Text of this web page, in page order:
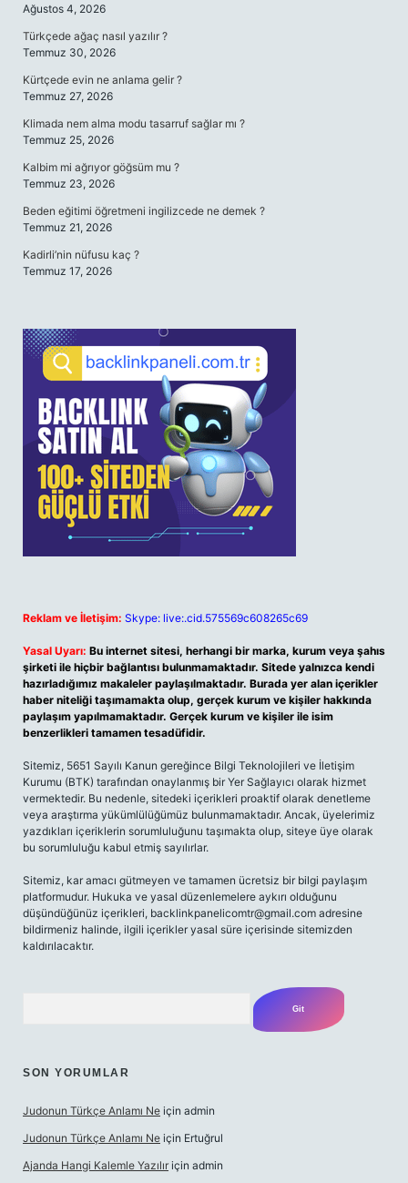
Ağustos 4, 2026
Türkçede ağaç nasıl yazılır ?
Temmuz 30, 2026
Kürtçede evin ne anlama gelir ?
Temmuz 27, 2026
Klimada nem alma modu tasarruf sağlar mı ?
Temmuz 25, 2026
Kalbim mi ağrıyor göğsüm mu ?
Temmuz 23, 2026
Beden eğitimi öğretmeni ingilizcede ne demek ?
Temmuz 21, 2026
Kadirli’nin nüfusu kaç ?
Temmuz 17, 2026
Reklam ve İletişim: Skype: live:.cid.575569c608265c69
Yasal Uyarı: Bu internet sitesi, herhangi bir marka, kurum veya şahıs
şirketi ile hiçbir bağlantısı bulunmamaktadır. Sitede yalnızca kendi
hazırladığımız makaleler paylaşılmaktadır. Burada yer alan içerikler
haber niteliği taşımamakta olup, gerçek kurum ve kişiler hakkında
paylaşım yapılmamaktadır. Gerçek kurum ve kişiler ile isim
benzerlikleri tamamen tesadüfidir.
Sitemiz, 5651 Sayılı Kanun gereğince Bilgi Teknolojileri ve İletişim
Kurumu (BTK) tarafından onaylanmış bir Yer Sağlayıcı olarak hizmet
vermektedir. Bu nedenle, sitedeki içerikleri proaktif olarak denetleme
veya araştırma yükümlülüğümüz bulunmamaktadır. Ancak, üyelerimiz
yazdıkları içeriklerin sorumluluğunu taşımakta olup, siteye üye olarak
bu sorumluluğu kabul etmiş sayılırlar.
Sitemiz, kar amacı gütmeyen ve tamamen ücretsiz bir bilgi paylaşım
platformudur. Hukuka ve yasal düzenlemelere aykırı olduğunu
düşündüğünüz içerikleri, backlinkpanelicomtr@gmail.com adresine
bildirmeniz halinde, ilgili içerikler yasal süre içerisinde sitemizden
kaldırılacaktır.
SON YORUMLAR
Judonun Türkçe Anlamı Ne için admin
Judonun Türkçe Anlamı Ne için Ertuğrul
Ajanda Hangi Kalemle Yazılır için admin